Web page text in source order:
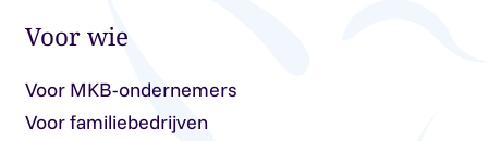
Voor wie
Voor MKB-ondernemers
Voor familiebedrijven